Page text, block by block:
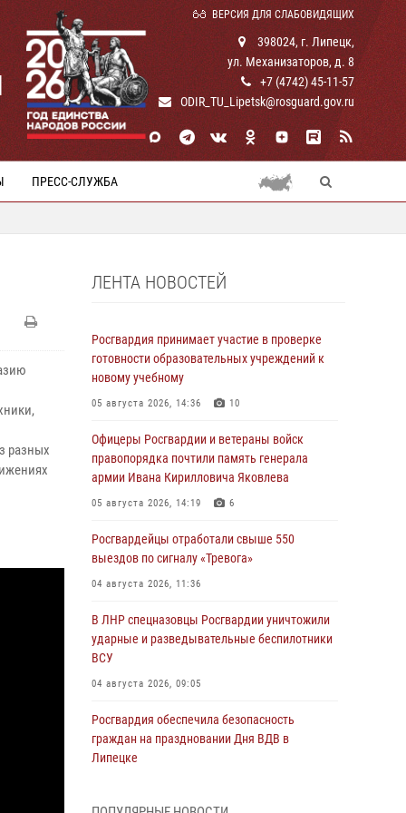
ВЕРСИЯ ДЛЯ СЛАБОВИДЯЩИХ
398024, г. Липецк,
ул. Механизаторов, д. 8
+7 (4742) 45-11-57
ODIR_TU_Lipetsk@rosguard.gov.ru
ПРЕСС-СЛУЖБА
разных
ЛЕНТА НОВОСТЕЙ
Росгвардия принимает участие в проверке
готовности образовательных учреждений к
новому учебному
05 августа 2026, 14:36 10
Офицеры Росгвардии и ветераны войск
правопорядка почтили память генерала
армии Ивана Кирилловича Яковлева
05 августа 2026, 14:19 6
Росгвардейцы отработали свыше 550
выездов по сигналу «Тревога»
04 августа 2026, 11:36
В ЛНР спецназовцы Росгвардии уничтожили
ударные и разведывательные беспилотники
ВСУ
04 августа 2026, 09:05
Росгвардия обеспечила безопасность
граждан на праздновании Дня ВДВ в
Липецке